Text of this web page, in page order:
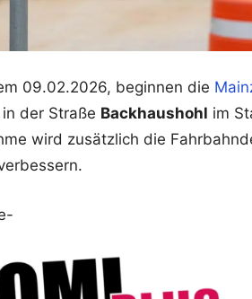
09.02.2026, beginnen die
der Straße Backhaushohl im
wird zusätzlich die